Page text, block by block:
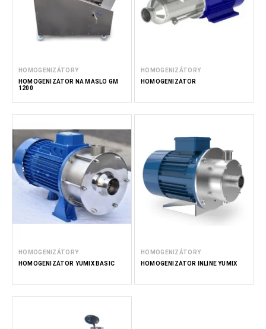
HOMOGENIZÁTORY
HOMOGENIZÁTOR NA MÁSLO GM
1200
HOMOGENIZÁTORY
HOMOGENIZÁTOR
HOMOGENIZÁTORY
HOMOGENIZÁTOR YUMIX BASIC
HOMOGENIZÁTORY
HOMOGENIZÁTOR INLINE YUMIX